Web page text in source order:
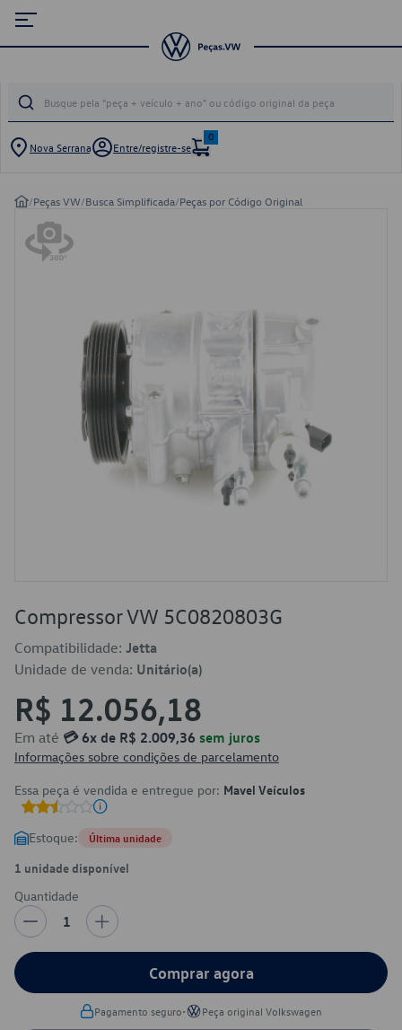
Nova Serrana Entre/registre-se
0
/Peças VW/Busca Simplificada/Peças por Código Original
Compressor VW 5C0820803G
Compatibilidade: Jetta
Unidade de venda: Unitário(a)
R$ 12.056,18
Em até 💳 6x de R$ 2.009,36 sem juros
Informações sobre condições de parcelamento
Essa peça é vendida e entregue por: Mavel Veículos
Estoque: Última unidade
1 unidade disponível
Quantidade
1
Comprar agora
Pagamento seguro• Peça original Volkswagen